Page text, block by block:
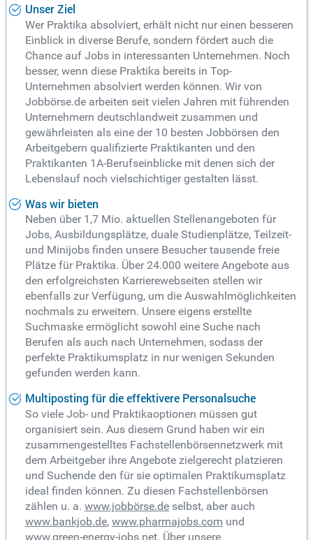
Unser Ziel
Wer Praktika absolviert, erhält nicht nur einen besseren
Einblick in diverse Berufe, sondern fördert auch die
Chance auf Jobs in interessanten Unternehmen. Noch
besser, wenn diese Praktika bereits in Top-
Unternehmen absolviert werden können. Wir von
Jobbörse.de arbeiten seit vielen Jahren mit führenden
Unternehmern deutschlandweit zusammen und
gewährleisten als eine der 10 besten Jobbörsen den
Arbeitgebern qualifizierte Praktikanten und den
Praktikanten 1A-Berufseinblicke mit denen sich der
Lebenslauf noch vielschichtiger gestalten lässt.
Was wir bieten
Neben über 1,7 Mio. aktuellen Stellenangeboten für
Jobs, Ausbildungsplätze, duale Studienplätze, Teilzeit-
und Minijobs finden unsere Besucher tausende freie
Plätze für Praktika. Über 24.000 weitere Angebote aus
den erfolgreichsten Karrierewebseiten stellen wir
ebenfalls zur Verfügung, um die Auswahlmöglichkeiten
nochmals zu erweitern. Unsere eigens erstellte
Suchmaske ermöglicht sowohl eine Suche nach
Berufen als auch nach Unternehmen, sodass der
perfekte Praktikumsplatz in nur wenigen Sekunden
gefunden werden kann.
Multiposting für die effektivere Personalsuche
So viele Job- und Praktikaoptionen müssen gut
organisiert sein. Aus diesem Grund haben wir ein
zusammengestelltes Fachstellenbörsennetzwerk mit
dem Arbeitgeber ihre Angebote zielgerecht platzieren
und Suchende den für sie optimalen Praktikumsplatz
ideal finden können. Zu diesen Fachstellenbörsen
zählen u. a. www.jobbörse.de selbst, aber auch
www.bankjob.de, www.pharmajobs.com und
www.green-energy-jobs.net. Über unsere